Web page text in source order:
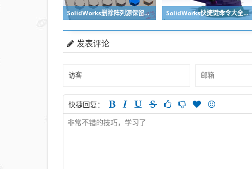
SolidWorks删除阵列源保留后面阵列的方法汇总 SolidWorks快捷键命令大全之复制粘贴零件，提高装配效率
发表评论
快捷回复：